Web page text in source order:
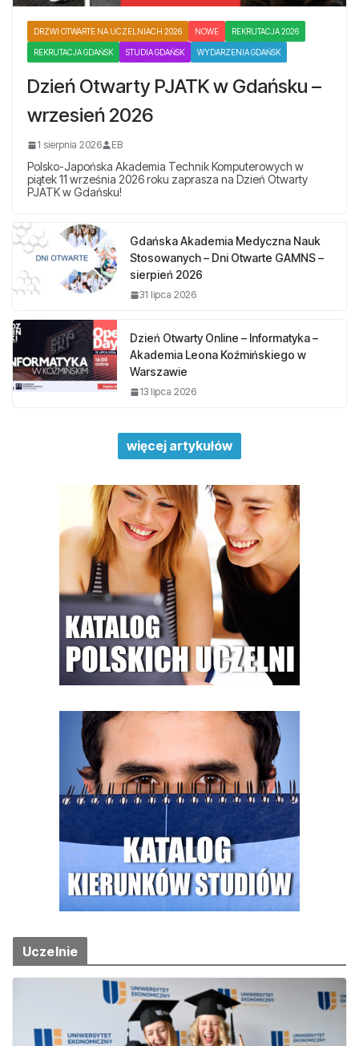
DRZWI OTWARTE NA UCZELNIACH 2026 NOWE REKRUTACJA 2026
REKRUTACJA GDAŃSK STUDIA GDAŃSK WYDARZENIA GDAŃSK
Dzień Otwarty PJATK w Gdańsku –
wrzesień 2026
1 sierpnia 2026 EB
Polsko-Japońska Akademia Technik Komputerowych w
piątek 11 września 2026 roku zaprasza na Dzień Otwarty
PJATK w Gdańsku!
Gdańska Akademia Medyczna Nauk
Stosowanych – Dni Otwarte GAMNS –
sierpień 2026
31 lipca 2026
Dzień Otwarty Online – Informatyka –
Akademia Leona Koźmińskiego w
Warszawie
13 lipca 2026
więcej artykułów
Uczelnie